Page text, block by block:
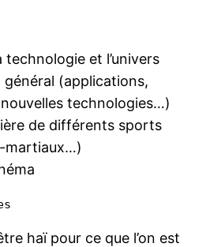
et l’univers
général (applications,
technologies…)
de différents sports
martiaux…)
haï pour ce que l’on est